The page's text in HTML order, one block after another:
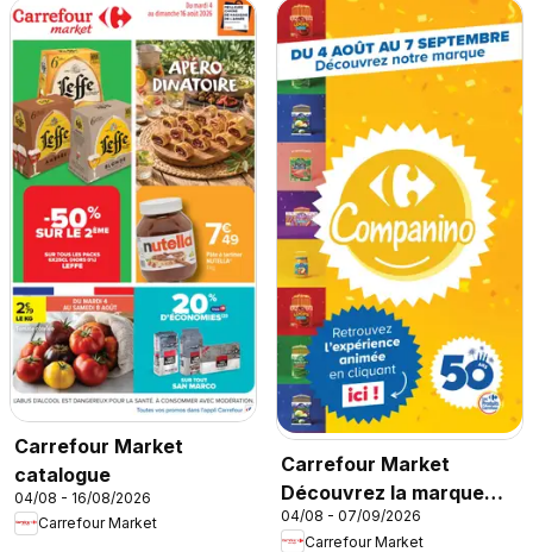
Carrefour Market
catalogue
04/08 - 16/08/2026
Carrefour Market
Carrefour Market
Découvrez la marque
carrefour companino
04/08 - 07/09/2026
Carrefour Market